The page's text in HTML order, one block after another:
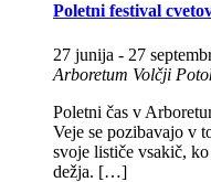
Poletni festival
27 junija - 27
Arboretum Volčji
Poletni čas v
Veje se pozibavajo v
svoje lističe vsakič,
dežja. […]